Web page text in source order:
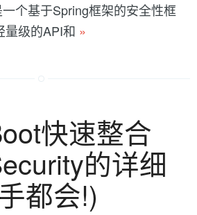
个基于Spring框架的安全性框
量级的API和 »
快速整合
的详细
都会!)